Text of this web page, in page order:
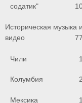
содатик"
Историческая музыка и
видео
77
Чили 1
Колумбия 2
Мексика 1